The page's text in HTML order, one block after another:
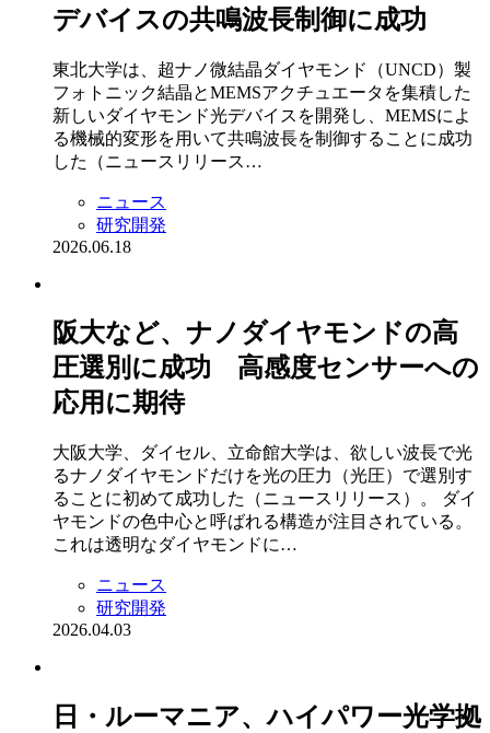
デバイスの共鳴波長制御に成功
東北大学は、超ナノ微結晶ダイヤモンド（UNCD）製
フォトニック結晶とMEMSアクチュエータを集積した
新しいダイヤモンド光デバイスを開発し、MEMSによ
る機械的変形を用いて共鳴波長を制御することに成功
した（ニュースリリース…
ニュース
研究開発
2026.06.18
阪大など、ナノダイヤモンドの高
圧選別に成功 高感度センサーへの
応用に期待
大阪大学、ダイセル、立命館大学は、欲しい波長で光
るナノダイヤモンドだけを光の圧力（光圧）で選別す
ることに初めて成功した（ニュースリリース）。 ダイ
ヤモンドの色中心と呼ばれる構造が注目されている。
これは透明なダイヤモンドに…
ニュース
研究開発
2026.04.03
日・ルーマニア、ハイパワー光学拠